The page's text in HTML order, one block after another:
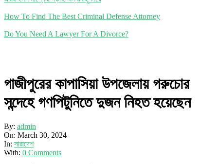
How To Find The Best Criminal Defense Attorney
Do You Need A Lawyer For A Divorce?
গাজীপুরের কাপাসিয়া উপজেলায় গরুচোর
সন্দেহে গণপিটুনিতে দুজন নিহত হয়েছেন
By: admin
On: March 30, 2024
In: সারাদেশ
With: 0 Comments